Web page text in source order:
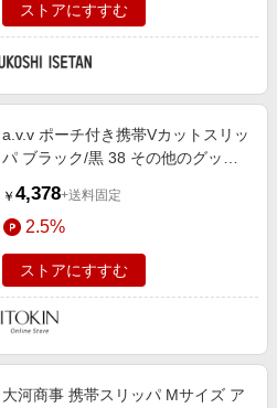
ストアにすすむ
a.v.v ポーチ付き携帯Vカットスリッ
パ ブラック/黒 38 その他のグッズ /
￥ 4,378+送料固定
2.5%
ストアにすすむ
大河商事 携帯スリッパ Mサイズ ア